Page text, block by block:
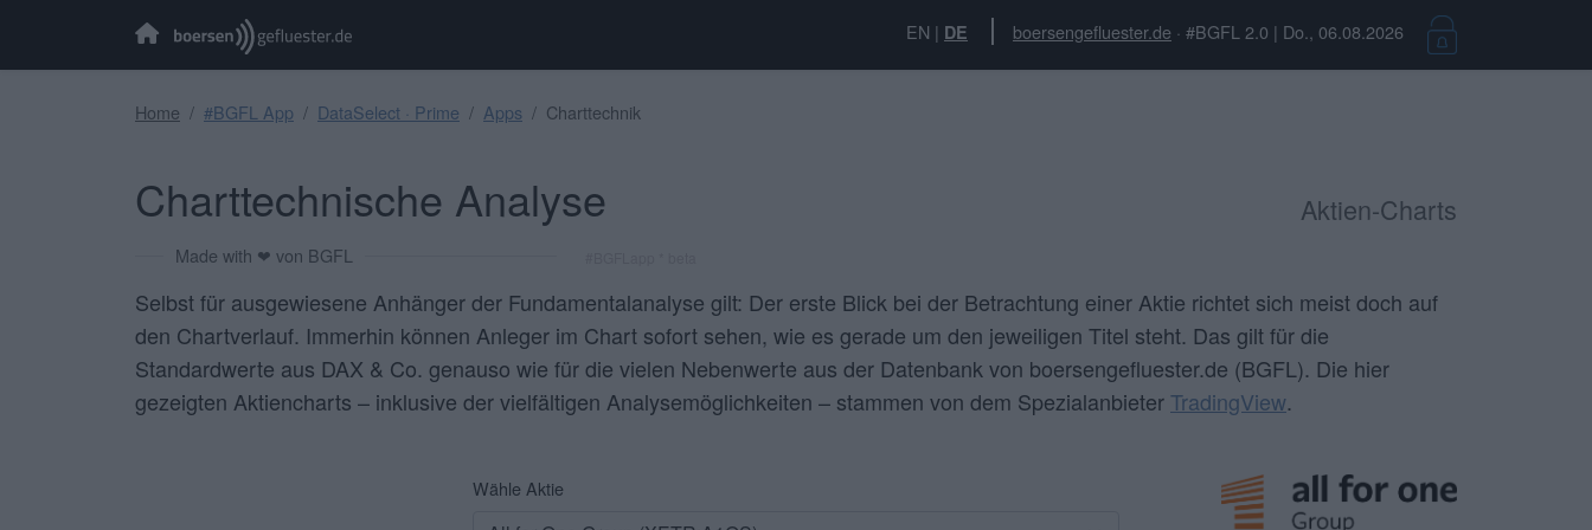
EN | DE boersengefluester.de · #BGFL 2.0 | Do., 06.08.2026
Home #BGFL App DataSelect · Prime Apps Charttechnik
Charttechnische Analyse Aktien-Charts
Made with ❤ von BGFL
Selbst für ausgewiesene Anhänger der Fundamentalanalyse gilt: Der erste Blick bei der Betrachtung einer Aktie richtet sich meist doch auf
den Chartverlauf. Immerhin können Anleger im Chart sofort sehen, wie es gerade um den jeweiligen Titel steht. Das gilt für die
Standardwerte aus DAX & Co. genauso wie für die vielen Nebenwerte aus der Datenbank von boersengefluester.de (BGFL). Die hier
gezeigten Aktiencharts – inklusive der vielfältigen Analysemöglichkeiten – stammen von dem SpezialanbieterTradingView.
Wähle Aktie